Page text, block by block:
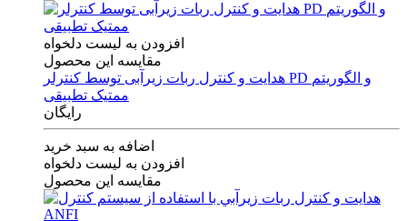
افزودن به لیست دلخواه
مقایسه این محصول
هدایت و کنترل ربات زیرآبی توسط کنترلر PD و الگوریتم
ممتیک تطبیقی
رایگان
اضافه به سبد خرید
افزودن به لیست دلخواه
مقایسه این محصول